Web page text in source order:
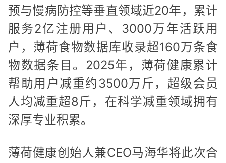
预与慢病防控等垂直领域近20年，累计
服务2亿注册用户、3000万年活跃用
户，薄荷食物数据库收录超160万条食
物数据条目。2025年，薄荷健康累计
帮助用户减重约3500万斤，超级会员
人均减重超8斤，在科学减重领域拥有
深厚专业积累。
薄荷健康创始人兼CEO马海华将此次合